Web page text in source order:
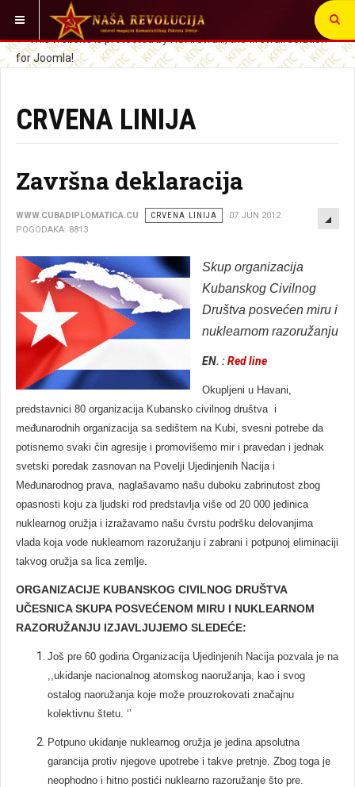
VI STE OVDE:
CRVENA LINIJA
Završna deklaracija
WWW.CUBADIPLOMATICA.CU CRVENA LINIJA
07 JUN 2012
POGODAKA: 8813
Skup organizacija
Kubanskog Civilnog
Društva posvećen miru i
nuklearnom razoružanju
EN. :Red line
Okupljeni u Havani,
predstavnici 80 organizacija Kubansko civilnog društva i
međunarodnih organizacija sa sedištem na Kubi, svesni potrebe da
potisnemo svaki čin agresije i promovišemo mir i pravedan i jednak
svetski poredak zasnovan na Povelji Ujedinjenih Nacija i
Međunarodnog prava, naglašavamo našu duboku zabrinutost zbog
opasnosti koju za ljudski rod predstavlja više od 20 000 jedinica
nuklearnog oružja i izražavamo našu čvrstu podršku delovanjima
vlada koja vode nuklearnom razoružanju i zabrani i potpunoj eliminaciji
takvog oružja sa lica zemlje.
ORGANIZACIJE KUBANSKOG CIVILNOG DRUŠTVA
UČESNICA SKUPA POSVEĆENOM MIRU I NUKLEARNOM
RAZORUŽANJU IZJAVLJUJEMO SLEDEĆE:
Još pre 60 godina Organizacija Ujedinjenih Nacija pozvala je na
,,ukidanje nacionalnog atomskog naoružanja, kao i svog
ostalog naoružanja koje može prouzrokovati značajnu
kolektivnu štetu. ‘’
Potpuno ukidanje nuklearnog oružja je jedina apsolutna
garancija protiv njegove upotrebe i takve pretnje. Zbog toga je
neophodno i hitno postići nuklearno razoružanje što pre.